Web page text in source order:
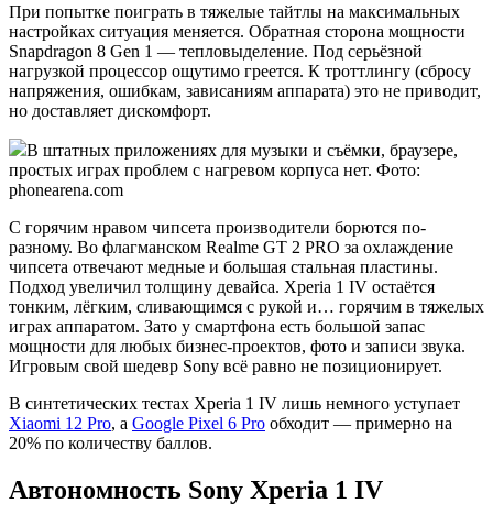
При попытке поиграть в тяжелые тайтлы на максимальных
настройках ситуация меняется. Обратная сторона мощности
Snapdragon 8 Gen 1 — тепловыделение. Под серьёзной
нагрузкой процессор ощутимо греется. К троттлингу (сбросу
напряжения, ошибкам, зависаниям аппарата) это не приводит,
но доставляет дискомфорт.
В штатных приложениях для музыки и съёмки, браузере,
простых играх проблем с нагревом корпуса нет. Фото:
phonearena.com
С горячим нравом чипсета производители борются по-
разному. Во флагманском Realme GT 2 PRO за охлаждение
чипсета отвечают медные и большая стальная пластины.
Подход увеличил толщину девайса. Xperia 1 IV остаётся
тонким, лёгким, сливающимся с рукой и… горячим в тяжелых
играх аппаратом. Зато у смартфона есть большой запас
мощности для любых бизнес-проектов, фото и записи звука.
Игровым свой шедевр Sony всё равно не позиционирует.
В синтетических тестах Xperia 1 IV лишь немного уступает
Xiaomi 12 Pro, а Google Pixel 6 Pro обходит — примерно на
20% по количеству баллов.
Автономность Sony Xperia 1 IV